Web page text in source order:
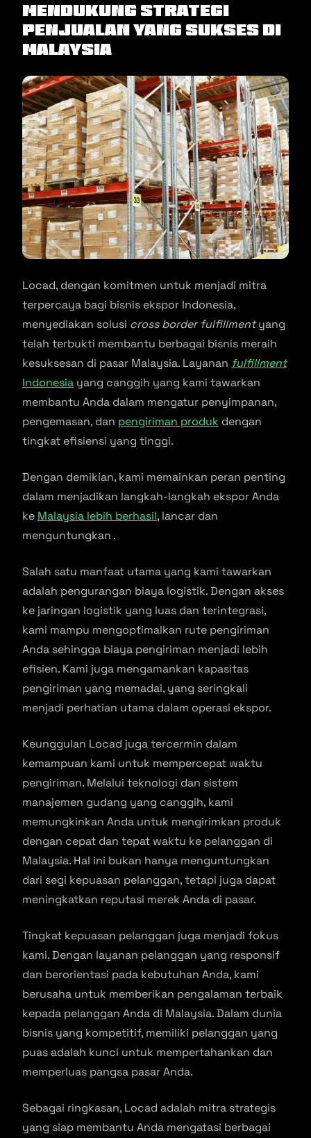
Mendukung Strategi
Penjualan yang Sukses di
Malaysia
Locad, dengan komitmen untuk menjadi mitra
terpercaya bagi bisnis ekspor Indonesia,
menyediakan solusi cross border fulfillmentyang
telah terbukti membantu berbagai bisnis meraih
kesuksesan di pasar Malaysia. Layanan fulfillment
Indonesia yang canggih yang kami tawarkan
membantu Anda dalam mengatur penyimpanan,
pengemasan, dan pengiriman produk dengan
tingkat efisiensi yang tinggi.
Dengan demikian, kami memainkan peran penting
dalam menjadikan langkah-langkah ekspor Anda
ke Malaysia lebih berhasil, lancar dan
menguntungkan .
Salah satu manfaat utama yang kami tawarkan
adalah pengurangan biaya logistik. Dengan akses
ke jaringan logistik yang luas dan terintegrasi,
kami mampu mengoptimalkan rute pengiriman
Anda sehingga biaya pengiriman menjadi lebih
efisien. Kami juga mengamankan kapasitas
pengiriman yang memadai, yang seringkali
menjadi perhatian utama dalam operasi ekspor.
Keunggulan Locad juga tercermin dalam
kemampuan kami untuk mempercepat waktu
pengiriman. Melalui teknologi dan sistem
manajemen gudang yang canggih, kami
memungkinkan Anda untuk mengirimkan produk
dengan cepat dan tepat waktu ke pelanggan di
Malaysia. Hal ini bukan hanya menguntungkan
dari segi kepuasan pelanggan, tetapi juga dapat
meningkatkan reputasi merek Anda di pasar.
Tingkat kepuasan pelanggan juga menjadi fokus
kami. Dengan layanan pelanggan yang responsif
dan berorientasi pada kebutuhan Anda, kami
berusaha untuk memberikan pengalaman terbaik
kepada pelanggan Anda di Malaysia. Dalam dunia
bisnis yang kompetitif, memiliki pelanggan yang
puas adalah kunci untuk mempertahankan dan
memperluas pangsa pasar Anda.
Sebagai ringkasan, Locad adalah mitra strategis
yang siap membantu Anda mengatasi berbagai